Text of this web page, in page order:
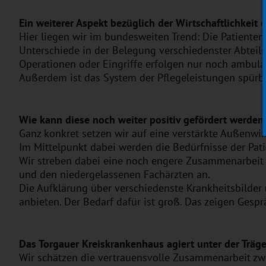
Ein weiterer Aspekt bezüglich der Wirtschaftlichkeit
Hier liegen wir im bundesweiten Trend: Die
Unterschiede in der Belegung verschiedenster
Operationen oder Eingriffe erfolgen nur noch
Außerdem ist das System der Pflegeleistungen
Wie kann diese noch weiter positiv gefördert werden?
Ganz konkret setzen wir auf eine verstärkte
Im Mittelpunkt dabei werden die Bedürfnisse der
Wir streben dabei eine noch engere
und den niedergelassenen Fachärzten an.
Die Aufklärung über verschiedenste
anbieten. Der Bedarf dafür ist groß. Das zeigen
Das Torgauer Kreiskrankenhaus agiert unter der
Wir schätzen die vertrauensvolle Zusammenarbeit